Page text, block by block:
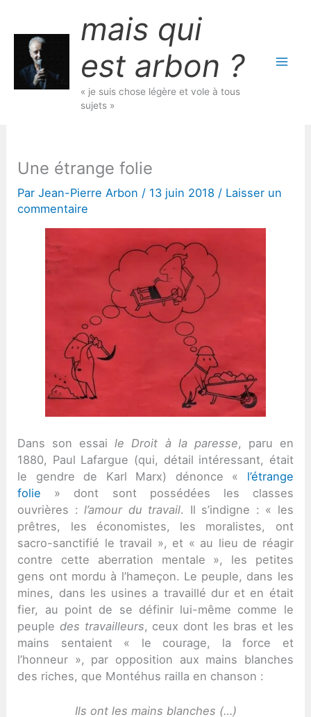
contenu
mais qui
est arbon ?
« je suis chose légère et vole à tous
sujets »
Une étrange folie
ParJean-Pierre Arbon / 13 juin 2018 / Laisser un
commentaire
Dans son essaile Droit à la paresse, paru en
1880, Paul Lafargue (qui, détail intéressant, était
le gendre de Karl Marx) dénonce « l’étrange
folie » dont sont possédées les classes
ouvrières :l’amour du travail. Il s’indigne : « les
prêtres, les économistes, les moralistes, ont
sacro-sanctifié le travail », et « au lieu de réagir
contre cette aberration mentale », les petites
gens ont mordu à l’hameçon. Le peuple, dans les
mines, dans les usines a travaillé dur et en était
fier, au point de se définir lui-même comme le
peuple des travailleurs, ceux dont les bras et les
mains sentaient « le courage, la force et
l’honneur », par opposition aux mains blanches
des riches, que Montéhus railla en chanson :
Ils ont les mains blanches (…)